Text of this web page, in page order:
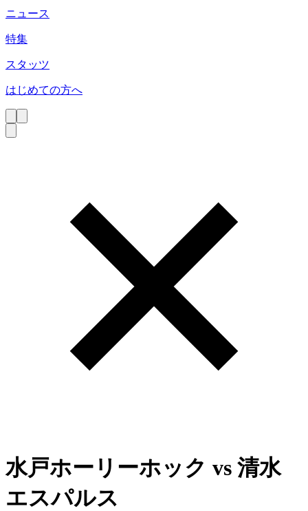
ニュース
特集
スタッツ
はじめての方へ
水戸ホーリーホック vs 清水
エスパルス